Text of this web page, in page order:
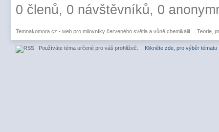
0 členů, 0 návštěvníků, 0
Temnakomora.cz - web pro milovníky červeného světla a vůně chemikálií Teorie,
Používáte téma určené pro váš prohlížeč. Klikněte zde, pro výběr tématu